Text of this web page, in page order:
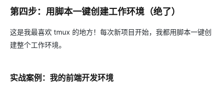
第四步：用脚本一键创建工作环境（绝了）
这是我最喜欢 tmux 的地方！每次新项目开始，我都用脚本一键创
建整个工作环境。
实战案例：我的前端开发环境